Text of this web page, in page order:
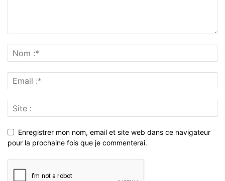
Enregistrer mon nom, email et site web dans ce navigateur
pour la prochaine fois que je commenterai.